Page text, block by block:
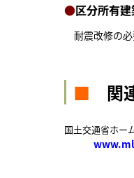
●区分所有
耐震改修の必
■ 関
国土交通省ホー